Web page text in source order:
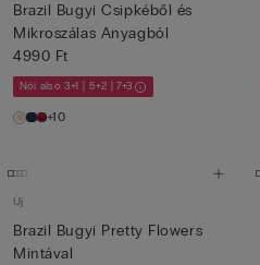
Brazil Bugyi Csipkéből és
Mikroszálas Anyagból
4990 Ft
Női alsó 3+1 | 5+2 | 7+3
+10
Új
Brazil Bugyi Pretty Flowers
Mintával